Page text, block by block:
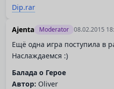
Dip.rar
Ajenta Moderator 08.02.2015
Ещё одна игра поступила в
Наслаждаемся :)
Балада о Герое
Автор: Oliver